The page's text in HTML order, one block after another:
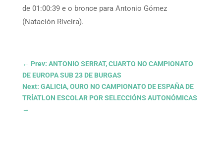
de 01:00:39 e o bronce para Antonio Gómez
(Natación Riveira).
← Prev: ANTONIO SERRAT, CUARTO NO CAMPIONATO
DE EUROPA SUB 23 DE BURGAS
Next: GALICIA, OURO NO CAMPIONATO DE ESPAÑA DE
TRÍATLON ESCOLAR POR SELECCIÓNS AUTONÓMICAS
→